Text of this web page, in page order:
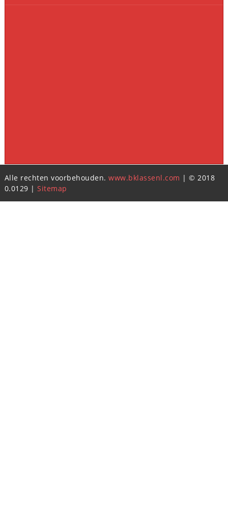
Alle rechten voorbehouden.www.bklassenl.com | © 2018
0.0129 |Sitemap